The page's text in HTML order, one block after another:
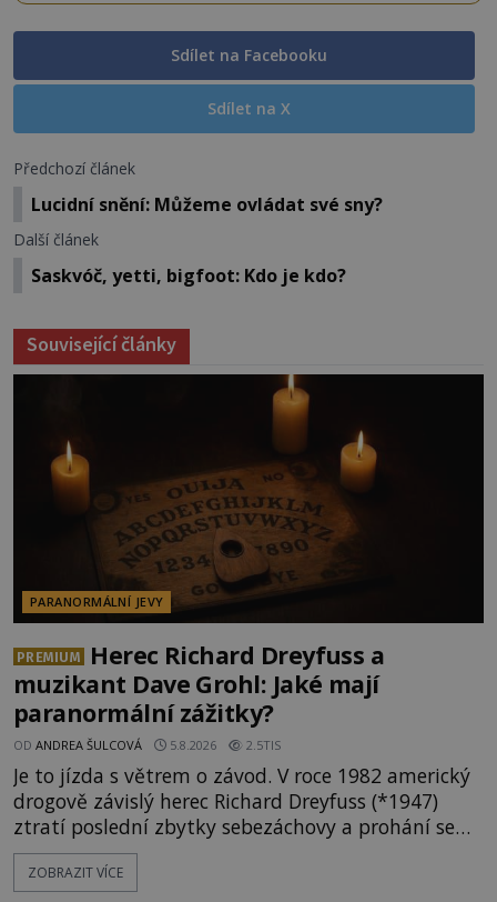
Sdílet na Facebooku
Sdílet na X
Předchozí článek
Lucidní snění: Můžeme ovládat své sny?
Další článek
Saskvóč, yetti, bigfoot: Kdo je kdo?
Související články
PARANORMÁLNÍ JEVY
PREMIUM
Herec Richard Dreyfuss a
muzikant Dave Grohl: Jaké mají
paranormální zážitky?
OD ANDREA ŠULCOVÁ 5.8.2026 2.5TIS
Je to jízda s větrem o závod. V roce 1982 americký
drogově závislý herec Richard Dreyfuss (*1947)
ztratí poslední zbytky sebezáchovy a prohání se
po silnicích ve svém mercedesu jako utržený ze
řetězu. Vše vyvrcholí katastrofou, když to Dreyfuss
ZOBRAZIT VÍCE